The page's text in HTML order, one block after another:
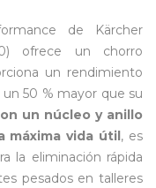
de Kärcher
ofrece un chorro
un rendimiento
50 % mayor que su
un núcleo y anillo
máxima vida útil, es
la eliminación rápida
pesados en talleres